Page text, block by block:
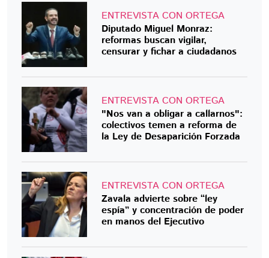
ENTREVISTA CON ORTEGA
Diputado Miguel Monraz:
reformas buscan vigilar,
censurar y fichar a ciudadanos
ENTREVISTA CON ORTEGA
"Nos van a obligar a callarnos":
colectivos temen a reforma de
la Ley de Desaparición Forzada
ENTREVISTA CON ORTEGA
Zavala advierte sobre “ley
espía” y concentración de poder
en manos del Ejecutivo